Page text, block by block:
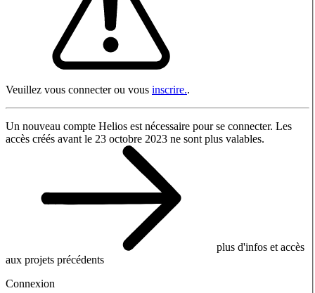
Veuillez vous connecter ou vous inscrire..
Un nouveau compte Helios est nécessaire pour se connecter. Les
accès créés avant le 23 octobre 2023 ne sont plus valables.
plus d'infos et accès
aux projets précédents
Connexion